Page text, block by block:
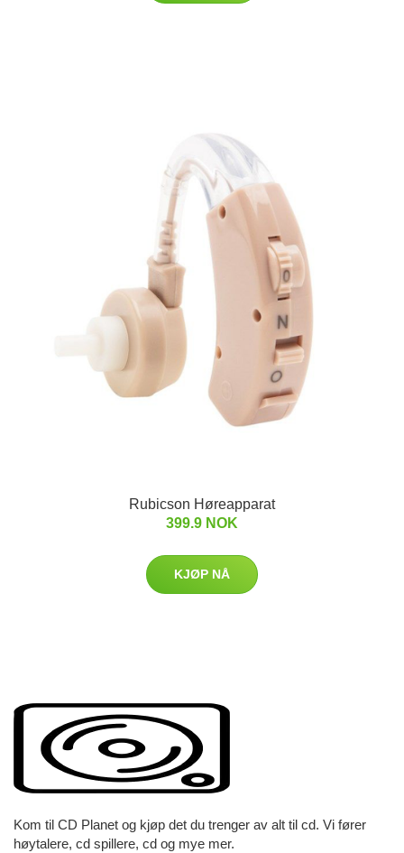
Rubicson Høreapparat
399.9 NOK
KJØP NÅ
Kom til CD Planet og kjøp det du trenger av alt til cd. Vi fører
høytalere, cd spillere, cd og mye mer.